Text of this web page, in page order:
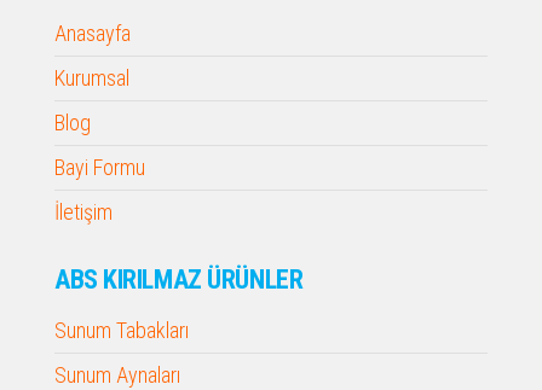
Anasayfa
Kurumsal
Blog
Bayi Formu
İletişim
ABS KIRILMAZ ÜRÜNLER
Sunum Tabakları
Sunum Aynaları